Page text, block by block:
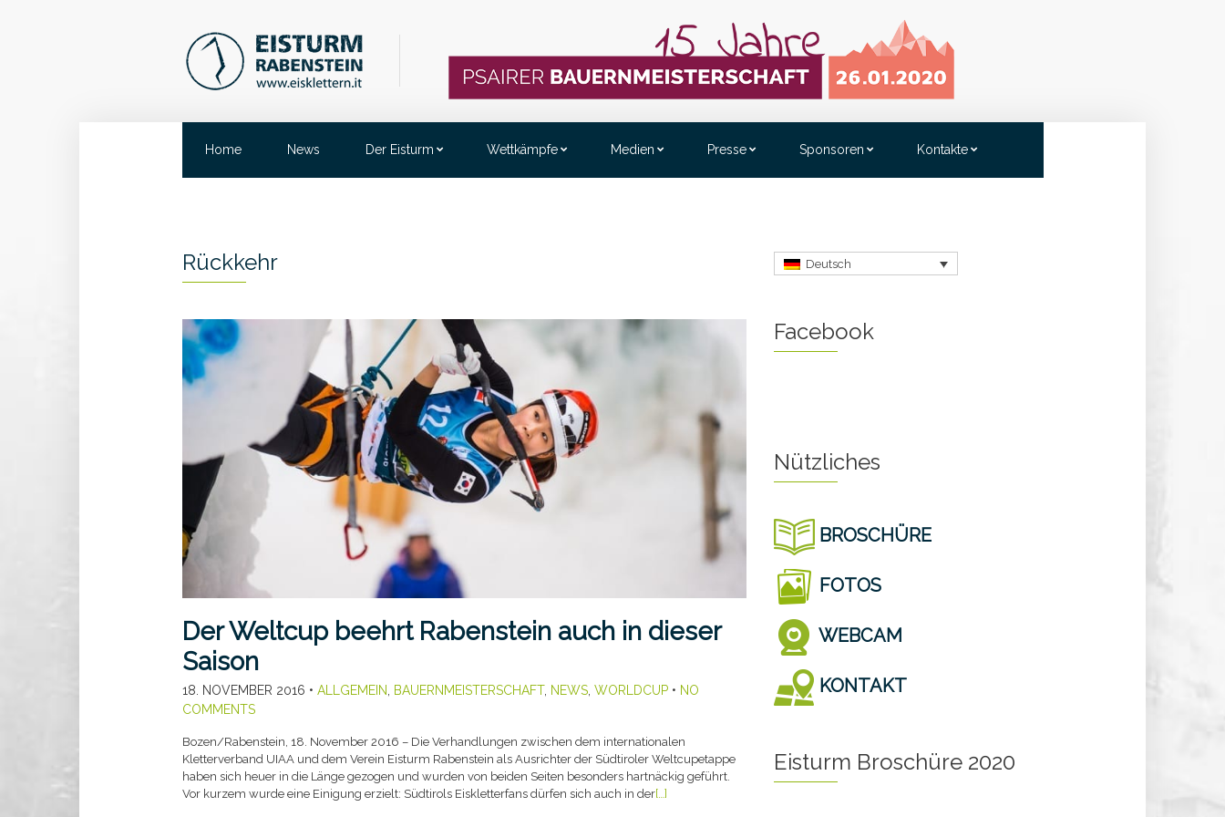
Home News Der Eisturm Wettkämpfe Medien Presse Sponsoren Kontakte
Rückkehr
Der Weltcup beehrt Rabenstein auch in dieser
Saison
18. NOVEMBER 2016 • ALLGEMEIN BAUERNMEISTERSCHAFT, NEWS, WORLDCUP• NO
COMMENTS
Bozen/Rabenstein, 18. November 2016 – Die Verhandlungen zwischen dem internationalen
Kletterverband UIAA und dem Verein Eisturm Rabenstein als Ausrichter der Südtiroler Weltcupetappe
haben sich heuer in die Länge gezogen und wurden von beiden Seiten besonders hartnäckig geführt.
Vor kurzem wurde eine Einigung erzielt: Südtirols Eiskletterfans dürfen sich auch in der[…]
Deutsch
Facebook
Nützliches
BROSCHÜRE
FOTOS
WEBCAM
KONTAKT
Eisturm Broschüre 2020